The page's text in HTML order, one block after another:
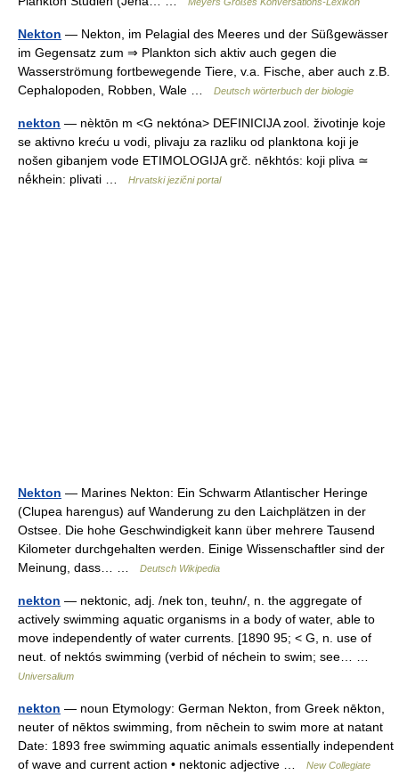
Nekton — Nekton, im Pelagial des Meeres und der Süßgewässer
im Gegensatz zum ⇒ Plankton sich aktiv auch gegen die
Wasserströmung fortbewegende Tiere, v.a. Fische, aber auch z.B.
Cephalopoden, Robben, Wale …
Deutsch wörterbuch der biologie
nekton — nèktōn m <G nektóna> DEFINICIJA zool. životinje koje
se aktivno kreću u vodi, plivaju za razliku od planktona koji je
nošen gibanjem vode ETIMOLOGIJA grč. nēkhtós: koji pliva ≃
nḗkhein: plivati …
Hrvatski jezični portal
Nekton — Marines Nekton: Ein Schwarm Atlantischer Heringe
(Clupea harengus) auf Wanderung zu den Laichplätzen in der
Ostsee. Die hohe Geschwindigkeit kann über mehrere Tausend
Kilometer durchgehalten werden. Einige Wissenschaftler sind der
Meinung, dass… …
Deutsch Wikipedia
nekton — nektonic, adj. /nek ton, teuhn/, n. the aggregate of
actively swimming aquatic organisms in a body of water, able to
move independently of water currents. [1890 95; < G, n. use of
neut. of nektós swimming (verbid of néchein to swim; see… …
Universalium
nekton — noun Etymology: German Nekton, from Greek nēkton,
neuter of nēktos swimming, from nēchein to swim more at natant
Date: 1893 free swimming aquatic animals essentially independent
of wave and current action • nektonic adjective …
New Collegiate